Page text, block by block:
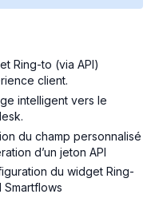
Ring-to (via API)
client.
intelligent vers le
du champ personnalisé
d’un jeton API
du widget Ring-
Smartflows